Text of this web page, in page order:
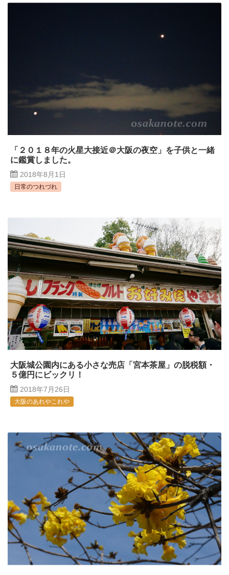
「２０１８年の火星大接近＠大阪の夜空」を子供と一緒
に鑑賞しました。
2018年8月1日
日常のつれづれ
大阪城公園内にある小さな売店「宮本茶屋」の脱税額・
５億円にビックリ！
2018年7月26日
大阪のあれやこれや